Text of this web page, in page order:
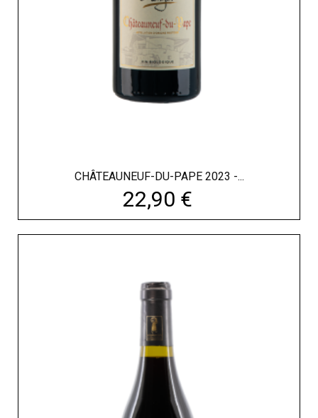
CHÂTEAUNEUF-DU-PAPE 2023 -...
Prix
22,90 €